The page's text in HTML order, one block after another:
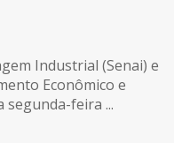
Industrial (Senai) e
Econômico e
segunda-feira ...